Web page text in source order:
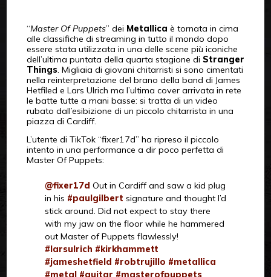
“Master Of Puppets” dei Metallica è tornata in cima
alle classifiche di streaming in tutto il mondo dopo
essere stata utilizzata in una delle scene più iconiche
dell’ultima puntata della quarta stagione di Stranger
Things. Migliaia di giovani chitarristi si sono cimentati
nella reinterpretazione del brano della band di James
Hetfiled e Lars Ulrich ma l’ultima cover arrivata in rete
le batte tutte a mani basse: si tratta di un video
rubato dall’esibizione di un piccolo chitarrista in una
piazza di Cardiff.
L’utente di TikTok “fixer17d” ha ripreso il piccolo
intento in una performance a dir poco perfetta di
Master Of Puppets:
@fixer17d Out in Cardiff and saw a kid plug
in his #paulgilbert signature and thought I’d
stick around. Did not expect to stay there
with my jaw on the floor while he hammered
out Master of Puppets flawlessly!
#larsulrich #kirkhammett
#jameshetfield #robtrujillo #metallica
#metal #guitar #masterofpuppets